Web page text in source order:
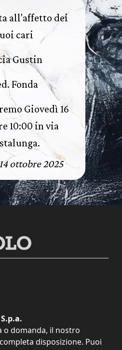
all'affetto dei
cari
Gustin
Fonda
Giovedì 16
10:00 in via
ottobre 2025
o domanda, il nostro
disposizione. Puoi